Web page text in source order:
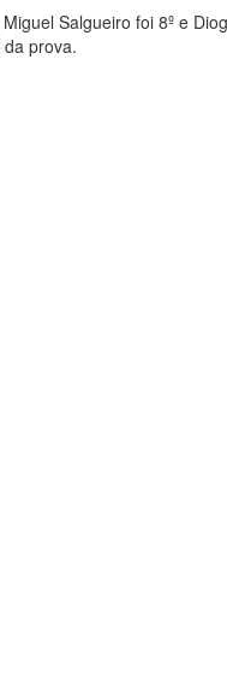
Salgueiro foi 8º e
prova.